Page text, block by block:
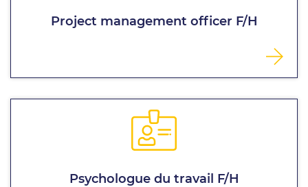
Project management officer F/H
Psychologue du travail F/H